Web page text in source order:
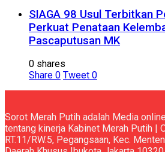
SIAGA 98 Usul Terbitkan
Perkuat Penataan
Pascaputusan MK
0 shares
Share 0 Tweet 0
Sorot Merah Putih adalah Media
tentang kinerja Kabinet Merah Putih |
RT.11/RW.5, Pegangsaan, Kec.